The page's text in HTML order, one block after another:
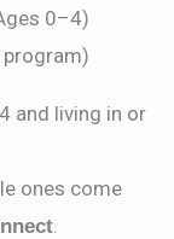
0–4)
and living in or
ones come